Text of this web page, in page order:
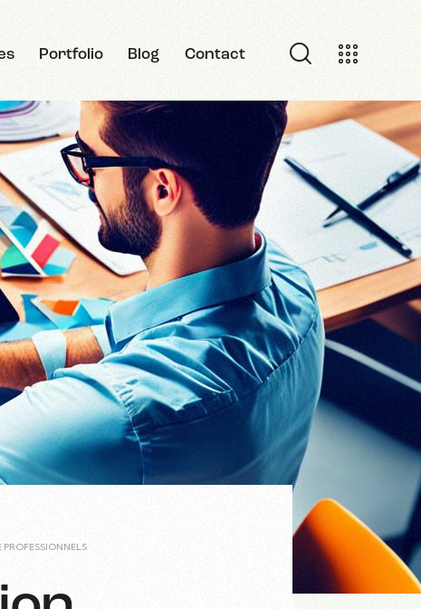
Portfolio Blog Contact
PROFESSIONNELS